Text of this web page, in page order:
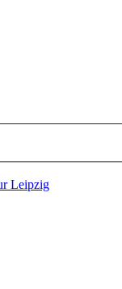
Leipzig